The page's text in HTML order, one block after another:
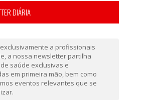
DIÁRIA
a profissionais
a nossa newsletter partilha
saúde exclusivas e
em primeira mão, bem como
eventos relevantes que se